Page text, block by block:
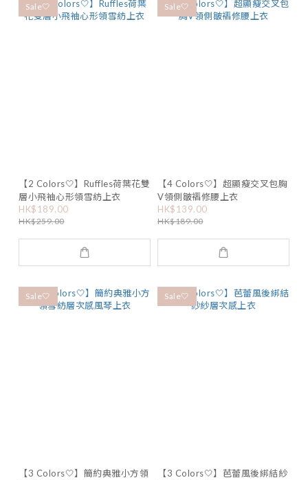
Sale🤍
【2 Colors🤍】Ruffles荷葉花雙
層小飛袖心形領雪紡上衣
HK$189.00
HK$259.00
Sale🤍
【4 Colors🤍】超顯瘦交叉包胸
V領側皺褶修腰上衣
HK$139.00
HK$189.00
Sale🤍
【3 Colors🤍】簡約典雅小方領
Sale🤍
【3 Colors🤍】芭蕾風後綁結紗